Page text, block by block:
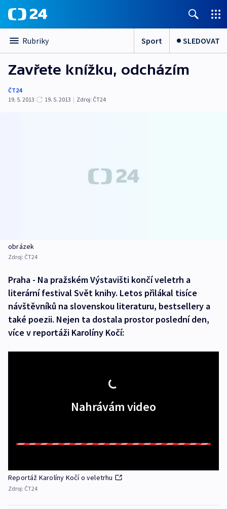
Rubriky Sport SLEDOVAT
Zavřete knížku, odcházím
ČT24
19. 5. 2013
19. 5. 2013 | Zdroj: ČT24
obrázek
Zdroj: ČT24
Praha - Na pražském Výstavišti končí veletrh a
literární festival Svět knihy. Letos přilákal tisíce
návštěvníků na slovenskou literaturu, bestsellery a
také poezii. Nejen ta dostala prostor poslední den,
více v reportáži Karolíny Kočí:
Nahrávám video
Reportáž Karolíny Kočí o veletrhu
Zdroj: ČT24